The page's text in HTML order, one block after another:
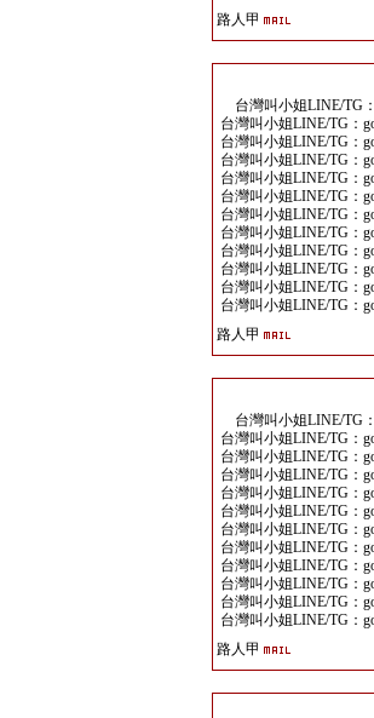
路人甲
台灣叫小姐LINE/TG
台灣叫小姐LINE/TG：
台灣叫小姐LINE/TG：
台灣叫小姐LINE/TG：
台灣叫小姐LINE/TG：
台灣叫小姐LINE/TG：
台灣叫小姐LINE/TG：
台灣叫小姐LINE/TG：
台灣叫小姐LINE/TG：
台灣叫小姐LINE/TG：
台灣叫小姐LINE/TG：
台灣叫小姐LINE/TG：
路人甲
台灣叫小姐LINE/TG
台灣叫小姐LINE/TG：
台灣叫小姐LINE/TG：
台灣叫小姐LINE/TG：
台灣叫小姐LINE/TG：
台灣叫小姐LINE/TG：
台灣叫小姐LINE/TG：
台灣叫小姐LINE/TG：
台灣叫小姐LINE/TG：
台灣叫小姐LINE/TG：
台灣叫小姐LINE/TG：
台灣叫小姐LINE/TG：
路人甲